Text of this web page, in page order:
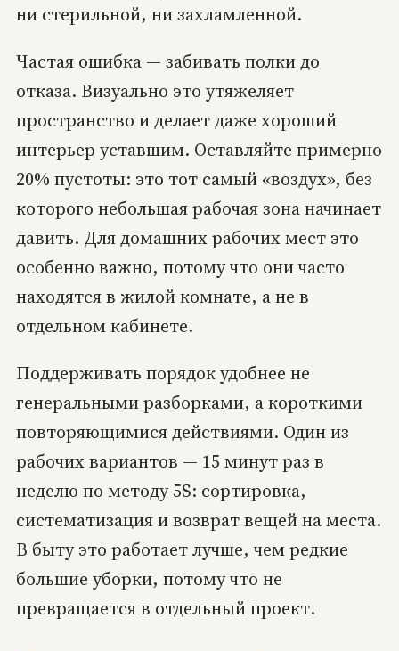
ни стерильной, ни захламленной.
Частая ошибка — забивать полки до
отказа. Визуально это утяжеляет
пространство и делает даже хороший
интерьер уставшим. Оставляйте примерно
20% пустоты: это тот самый «воздух», без
которого небольшая рабочая зона начинает
давить. Для домашних рабочих мест это
особенно важно, потому что они часто
находятся в жилой комнате, а не в
отдельном кабинете.
Поддерживать порядок удобнее не
генеральными разборками, а короткими
повторяющимися действиями. Один из
рабочих вариантов — 15 минут раз в
неделю по методу 5S: сортировка,
систематизация и возврат вещей на места.
В быту это работает лучше, чем редкие
большие уборки, потому что не
превращается в отдельный проект.